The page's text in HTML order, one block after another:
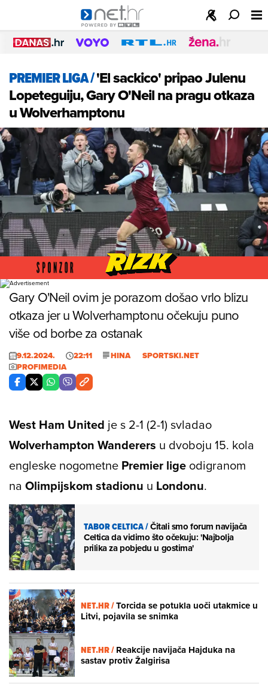
PREMIER LIGA/'El sackico' pripao Julenu
Lopeteguiju, Gary O'Neil na pragu otkaza
u Wolverhamptonu
Foto: Profimedia
Gary O'Neil ovim je porazom došao vrlo blizu
otkaza jer u Wolverhamptonu očekuju puno
više od borbe za ostanak
9.12.2024. 22:11 HINA
SPORTSKI.NET
PROFIMEDIA
West Ham United je s 2-1 (2-1) svladao
Wolverhampton Wanderers u dvoboju 15. kola
engleske nogometne Premier lige odigranom
na Olimpijskom stadionu u Londonu.
TABOR CELTICA/Čitali smo forum navijača
Celtica da vidimo što očekuju: 'Najbolja
prilika za pobjedu u gostima'
NET.HR /Torcida se potukla uoči utakmice u
Litvi, pojavila se snimka
NET.HR /Reakcije navijača Hajduka na
sastav protiv Žalgirisa